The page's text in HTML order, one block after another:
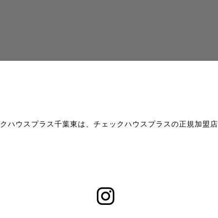
ハウスプラス千葉東は、チェックハウスプラスの正規加盟